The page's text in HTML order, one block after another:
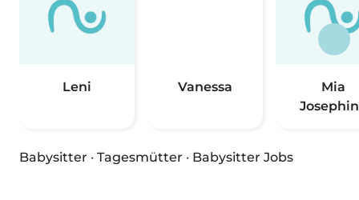
Leni Vanessa
Mia
Babysitter · Tagesmütter · Babysitter Jobs